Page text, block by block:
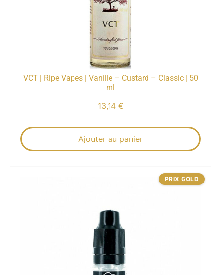
VCT | Ripe Vapes | Vanille – Custard – Classic | 50
ml
13,14 €
Ajouter au panier
PRIX GOLD